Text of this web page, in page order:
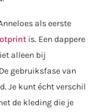
als eerste
is. Een dappere
alleen bij
gebruiksfase van
Je kunt écht verschil
de kleding die je